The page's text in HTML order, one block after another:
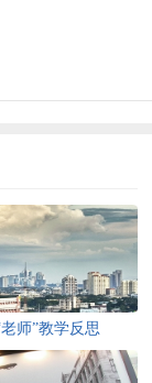
师”教学反思